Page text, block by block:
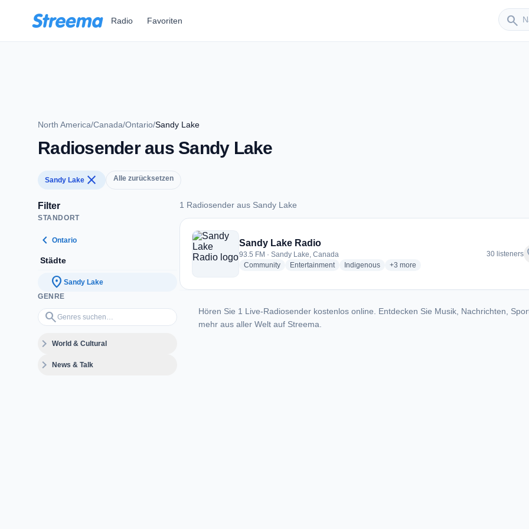
Radio Favoriten search
Sender
North America/Canada/Ontario/Sandy Lake
Radiosender aus Sandy Lake
Sandy Lake close Alle zurücksetzen
Filter
STANDORT
chevron_left Ontario
Städte
location_on Sandy Lake
GENRE
search
Genres suchen…
expand_moreWorld & Cultural
expand_moreNews & Talk
1 Radiosender aus Sandy Lake
1 Radiosender aus Sandy Lake
Sandy Lake Radio
93.5 FM · Sandy Lake, Canada
Communityradio stations
Entertainmentradio stations
Indigenousradio stations
+3 more genres for Sandy Lake Radio
more
30 listeners
Hören Sie 1 Live-Radiosender kostenlos online. Entdecken Sie Musik, Nachrichten,
mehr aus aller Welt auf Streema.